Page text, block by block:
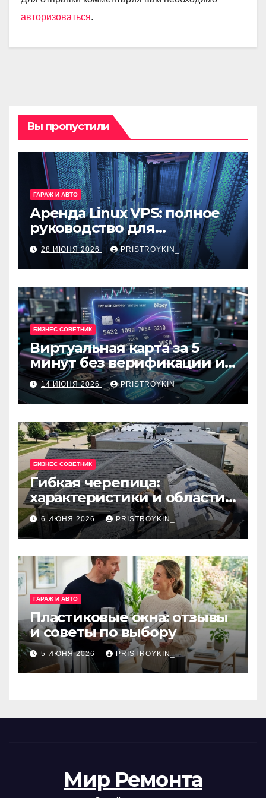
авторизоваться.
Вы пропустили
ГАРАЖ И АВТО
Аренда Linux VPS: полное
руководство для
разработчиков и
администраторов
28 ИЮНЯ 2026 PRISTROYKIN_
БИЗНЕС СОВЕТНИК
Виртуальная карта за 5
минут без верификации и
банков с пополнением в
USDT
14 ИЮНЯ 2026 PRISTROYKIN_
БИЗНЕС СОВЕТНИК
Гибкая черепица:
характеристики и области
применения
6 ИЮНЯ 2026 PRISTROYKIN_
ГАРАЖ И АВТО
Пластиковые окна: отзывы
и советы по выбору
5 ИЮНЯ 2026 PRISTROYKIN_
Мир Ремонта